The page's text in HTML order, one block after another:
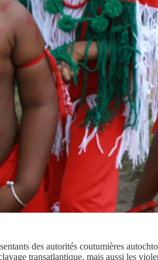
des autorités coutumières
transatlantique, mais aussi les